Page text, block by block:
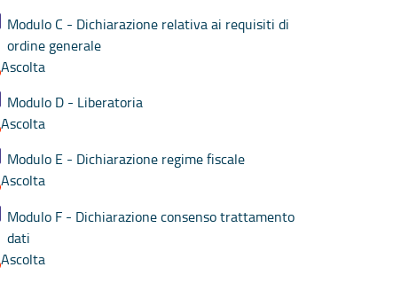
Modulo C - Dichiarazione relativa ai requisiti di
ordine generale
Ascolta
Modulo D - Liberatoria
Ascolta
Modulo E - Dichiarazione regime fiscale
Ascolta
Modulo F - Dichiarazione consenso trattamento
dati
Ascolta